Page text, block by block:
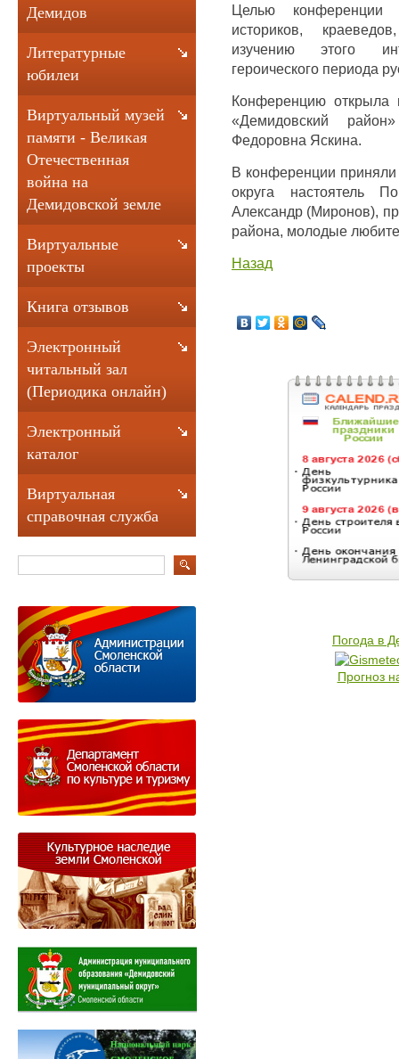
Целью конференции
историков,
изучению этого
героического периода
Конференцию открыла
«Демидовский
Федоровна Яскина.
В конференции приняли
округа настоятель
Александр (Миронов),
района, молодые
Назад
Погода в
Прогноз
Демидов
Литературные
юбилеи
Виртуальный музей
памяти - Великая
Отечественная
война на
Демидовской земле
Виртуальные
проекты
Книга отзывов
Электронный
читальный зал
(Периодика онлайн)
Электронный
каталог
Виртуальная
справочная служба